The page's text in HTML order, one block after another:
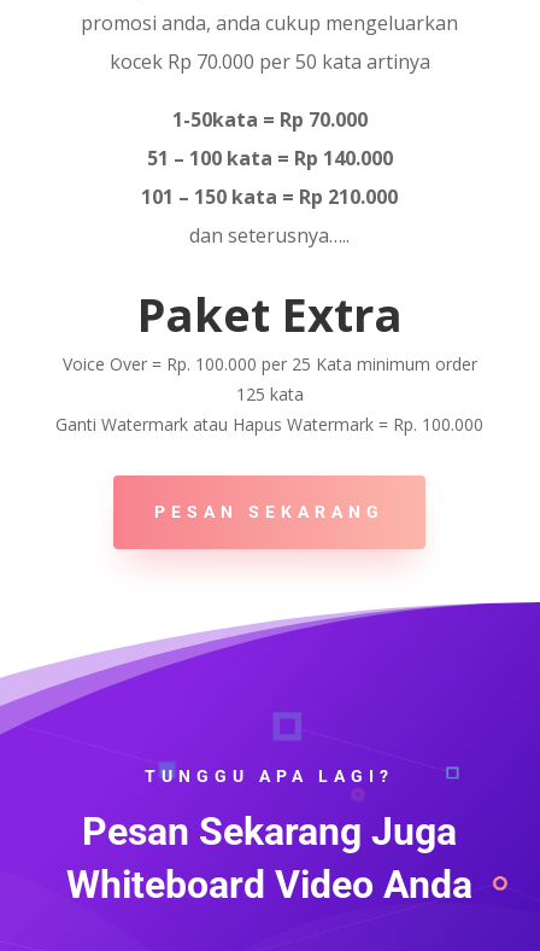
promosi anda, anda cukup mengeluarkan
kocek Rp 70.000 per 50 kata artinya
1-50kata = Rp 70.000
51 – 100 kata = Rp 140.000
101 – 150 kata = Rp 210.000
dan seterusnya…..
Paket Extra
Voice Over = Rp. 100.000 per 25 Kata minimum order
125 kata
Ganti Watermark atau Hapus Watermark = Rp. 100.000
PESAN SEKARANG
TUNGGU APA LAGI?
Pesan Sekarang Juga
Whiteboard Video Anda